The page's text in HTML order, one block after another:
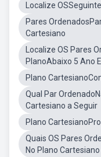
Localize
Pares
Cartesiano
Localize OS Pares
PlanoAbaixo 5 Ano
Plano
Qual Par
Cartesiano a Seguir
Plano
Quais OS Pares
No Plano Cartesiano